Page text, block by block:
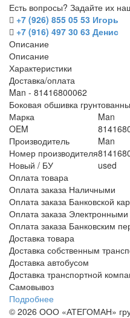
Есть вопросы? Задайте их
+7 (926) 855 05 53 Игорь
+7 (916) 497 30 63 Денис
Описание
Описание
Характеристики
Доставка/оплата
Man - 81416800062
Боковая обшивка
Марка
Man
OEM
Производитель
Man
Номер производителя
Новый / БУ
used
Оплата товара
Оплата заказа Наличными
Оплата заказа Банковской
Оплата заказа
Оплата заказа Банковским
Доставка товара
Доставка собственным
Доставка автобусом
Доставка транспортной
Самовывоз
Подробнее
© 2026 ООО «АТЕГОМАН»